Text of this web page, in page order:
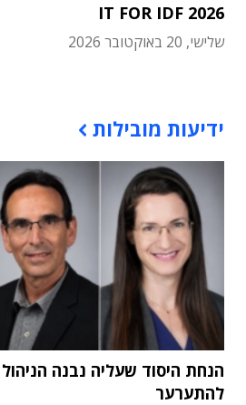
IT FOR IDF 2026
שלישי, 20 באוקטובר 2026
ידיעות מובילות
הנחת היסוד שעליה נבנה
להתערער